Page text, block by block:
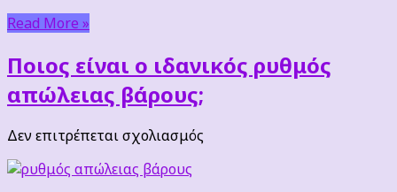
Read More »
Ποιος είναι ο ιδανικός ρυθμός
απώλειας βάρους;
Δεν επιτρέπεται σχολιασμός